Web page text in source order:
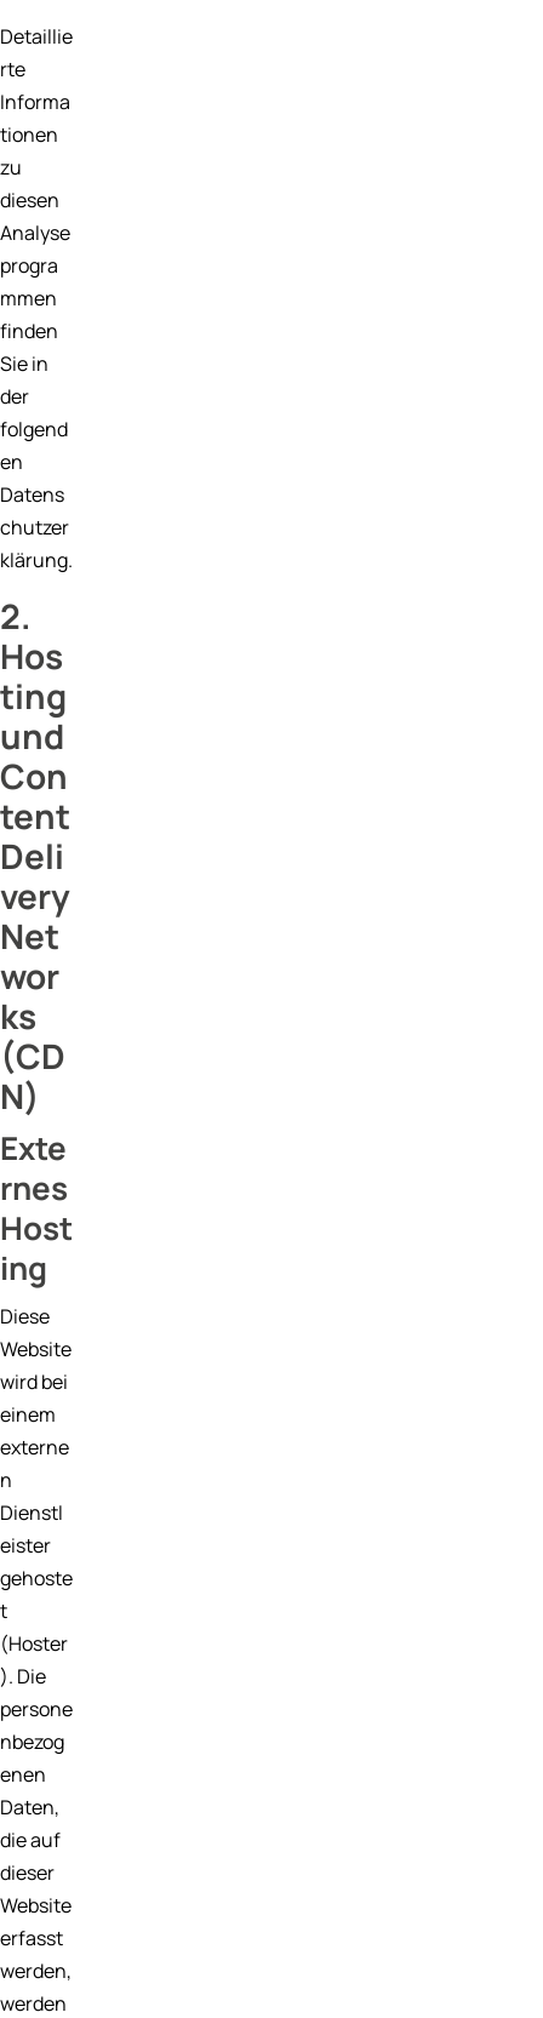
Detaillie
rte
Informa
tionen
zu
diesen
Analyse
progra
mmen
finden
Sie in
der
folgend
en
Datens
chutzer
klärung.
2.
Hos
ting
und
Con
tent
Deli
very
Net
wor
ks
(CD
N)
Exte
rnes
Host
ing
Diese
Website
wird bei
einem
externe
n
Dienstl
eister
gehoste
t
(Hoster
). Die
persone
nbezog
enen
Daten,
die auf
dieser
Website
erfasst
werden,
werden